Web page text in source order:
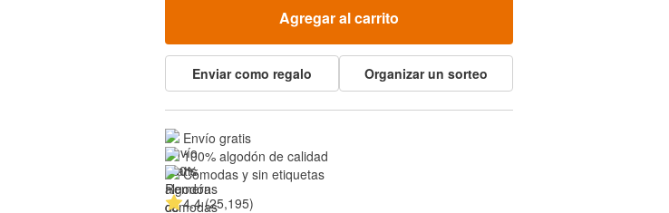
Agregar al carrito
Enviar como regalo Organizar un sorteo
Envío gratis
100% algodón de calidad
Cómodas y sin etiquetas
4.4 (25,195)